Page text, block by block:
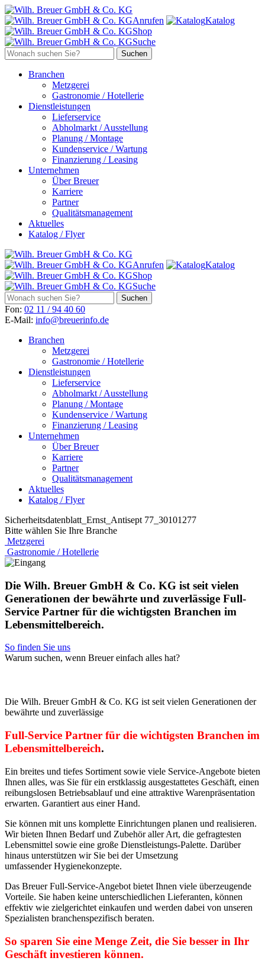
Anrufen
Katalog
Shop
Suche
Branchen
Metzgerei
Gastronomie / Hotellerie
Dienstleistungen
Lieferservice
Abholmarkt / Ausstellung
Planung / Montage
Kundenservice / Wartung
Finanzierung / Leasing
Unternehmen
Über Breuer
Karriere
Partner
Qualitätsmanagement
Aktuelles
Katalog / Flyer
Anrufen
Katalog
Shop
Suche
Fon: 02 11 / 94 40 60
E-Mail: info@breuerinfo.de
Branchen
Metzgerei
Gastronomie / Hotellerie
Dienstleistungen
Lieferservice
Abholmarkt / Ausstellung
Planung / Montage
Kundenservice / Wartung
Finanzierung / Leasing
Unternehmen
Über Breuer
Karriere
Partner
Qualitätsmanagement
Aktuelles
Katalog / Flyer
Sicherheitsdatenblatt_Ernst_Antisept 77_30101277
Bitte wählen Sie Ihre Branche
Metzgerei
Gastronomie / Hotellerie
Die Wilh. Breuer GmbH & Co. KG ist seit vielen
Generationen der bewährte und zuverlässige Full-
Service Partner für die wichtigsten Branchen im
Lebensmittelbereich.
So finden Sie uns
Warum suchen, wenn Breuer einfach alles hat?
Die Wilh. Breuer GmbH & Co. KG ist seit vielen Generationen der
bewährte und zuverlässige
Full-Service Partner für die wichtigsten Branchen im
Lebensmittelbereich.
Ein breites und tiefes Sortiment sowie viele Service-Angebote bieten
Ihnen alles, was Sie für ein erstklassig ausgestattetes Geschäft, einen
reibungslosen Betriebsablauf und eine attraktive Warenpräsentation
erwarten. Garantiert aus einer Hand.
Sie können mit uns komplette Einrichtungen planen und realisieren.
Wir bieten Ihnen Bedarf und Zubehör aller Art, die gefragtesten
Lebensmittel sowie eine große Dienstleistungs-Palette. Darüber
hinaus unterstützen wir Sie bei der Umsetzung
umfassender Hygienekonzepte.
Das Breuer Full-Service-Angebot bietet Ihnen viele überzeugende
Vorteile. Sie haben keine unterschiedlichen Lieferanten, können
effektiv wie zielgerichtet einkaufen und werden dabei von unseren
Spezialisten branchenspezifisch beraten.
So sparen Sie eine Menge Zeit, die Sie besser in Ihr
Geschäft investieren können.